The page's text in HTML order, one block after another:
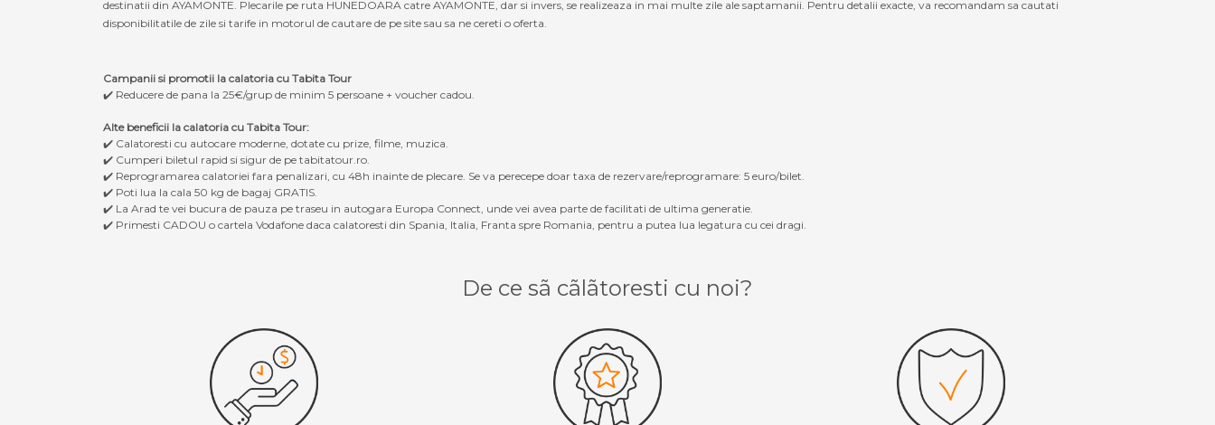
destinatii din AYAMONTE. Plecarile pe ruta HUNEDOARA catre AYAMONTE, dar si invers, se realizeaza in mai multe zile ale saptamanii. Pentru detalii exacte, va recomandam sa cautati
disponibilitatile de zile si tarife in motorul de cautare de pe site sau sa ne cereti o oferta.
Campanii si promotii la calatoria cu Tabita Tour
✔️ Reducere de pana la 25€/grup de minim 5 persoane + voucher cadou.
Alte beneficii la calatoria cu Tabita Tour:
✔️ Calatoresti cu autocare moderne, dotate cu prize, filme, muzica.
✔️ Cumperi biletul rapid si sigur de pe tabitatour.ro.
✔️ Reprogramarea calatoriei fara penalizari, cu 48h inainte de plecare. Se va perecepe doar taxa de rezervare/reprogramare: 5 euro/bilet.
✔️ Poti lua la cala 50 kg de bagaj GRATIS.
✔️ La Arad te vei bucura de pauza pe traseu in autogara Europa Connect, unde vei avea parte de facilitati de ultima generatie.
✔️ Primesti CADOU o cartela Vodafone daca calatoresti din Spania, Italia, Franta spre Romania, pentru a putea lua legatura cu cei dragi.
De ce sã cãlãtoresti cu noi?